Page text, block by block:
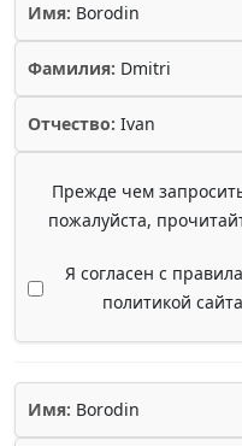
Имя: Borodin
Фамилия: Dmitri
Отчество: Ivan
Прежде чем
пожалуйста,
Я согласен с
политикой сайта
Имя: Borodin